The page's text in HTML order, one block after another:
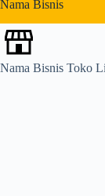
s
Nama Bisnis
Nama Bisnis Toko